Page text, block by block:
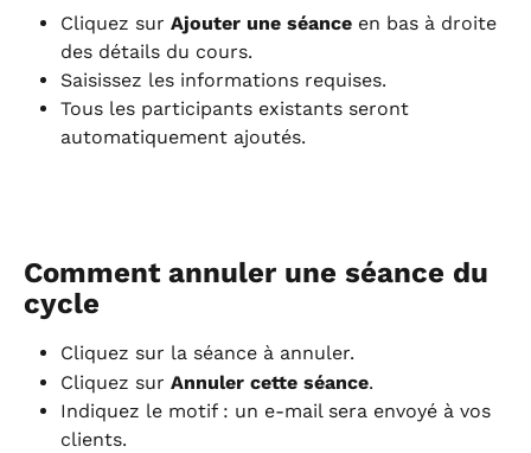
Cliquez sur Ajouter une séance en bas à droite
des détails du cours.
Saisissez les informations requises.
Tous les participants existants seront
automatiquement ajoutés.
Comment annuler une séance du
cycle
Cliquez sur la séance à annuler.
Cliquez sur Annuler cette séance.
Indiquez le motif : un e-mail sera envoyé à vos
clients.